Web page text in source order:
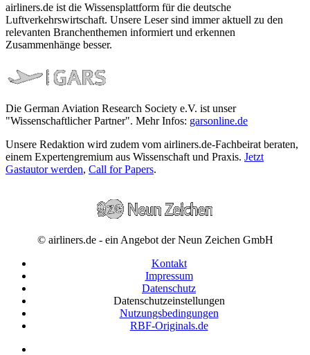
airliners.de ist die Wissensplattform für die deutsche
Luftverkehrswirtschaft. Unsere Leser sind immer aktuell zu den
relevanten Branchenthemen informiert und erkennen
Zusammenhänge besser.
Die German Aviation Research Society e.V. ist unser
"Wissenschaftlicher Partner". Mehr Infos: garsonline.de
Unsere Redaktion wird zudem vom airliners.de-Fachbeirat beraten,
einem Expertengremium aus Wissenschaft und Praxis. Jetzt
Gastautor werden, Call for Papers.
© airliners.de - ein Angebot der Neun Zeichen GmbH
Kontakt
Impressum
Datenschutz
Datenschutzeinstellungen
Nutzungsbedingungen
RBF-Originals.de